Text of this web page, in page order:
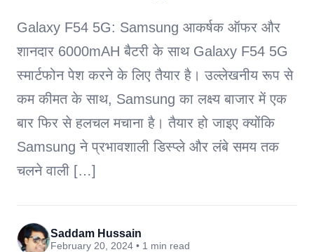
Galaxy F54 5G: Samsung आकर्षक ऑफर और
शानदार 6000mAH बैटरी के साथ Galaxy F54 5G
स्मार्टफोन पेश करने के लिए तैयार है। उल्लेखनीय रूप से
कम कीमत के साथ, Samsung का लक्ष्य बाजार में एक
बार फिर से हलचल मचाना है। तैयार हो जाइए क्योंकि
Samsung ने प्रभावशाली डिस्प्ले और लंबे समय तक
चलने वाली […]
Saddam Hussain
February 20, 2024 • 1 min read